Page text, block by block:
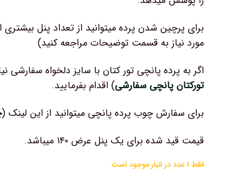
برای پرچین شدن پرده میتوانید از تعداد پنل
مورد نیاز به قسمت توضیحات مراجعه کنید)
اگر به پرده پانچی تور کتان با سایز دلخواه سفارشی
تورکتان پانچی سفارشی) اقدام بفرمایید.
برای سفارش چوب پرده پانچی میتوانید از این لینک (
قیمت قید شده برای یک پنل عرض ۱۴۰ میباشد.
فقط ۱ عدد در انبار موجود است